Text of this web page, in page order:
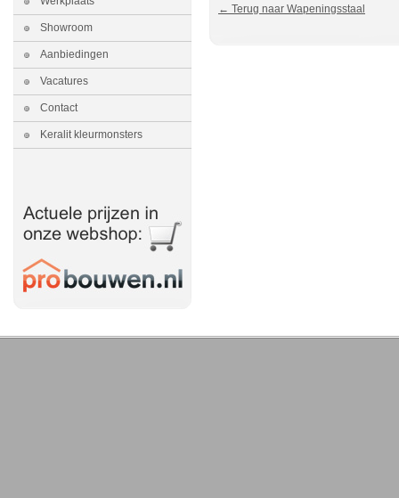
Showroom
Aanbiedingen
Vacatures
Contact
Keralit kleurmonsters
← Terug naar Wapeningsstaal